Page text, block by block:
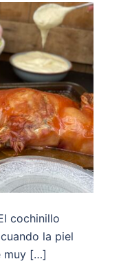
cochinillo
la piel
muy […]